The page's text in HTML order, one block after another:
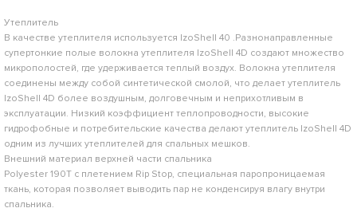
Утеплитель
В качестве утеплителя используется lzoShell 40 .Разнонаправленные
супертонкие полые волокна утеплителя lzoShell 4D создают множество
микрополостей, где удерживается теплый воздух. Волокна утеплителя
соединены между собой синтетической смолой, что делает утеплитель
lzoShell 4D более воздушным, долговечным и неприхотливым в
эксплуатации. Низкий коэффициент теплопроводности, высокие
гидрофобные и потребительские качества делают утеплитель lzoShell 4D
одним из лучших утеплителей для спальных мешков.
Внешний материал верхней части спальника
Polyester 190Т с плетением Rip Stop, специальная паропроницаемая
ткань, которая позволяет выводить пар не конденсируя влагу внутри
спальника.